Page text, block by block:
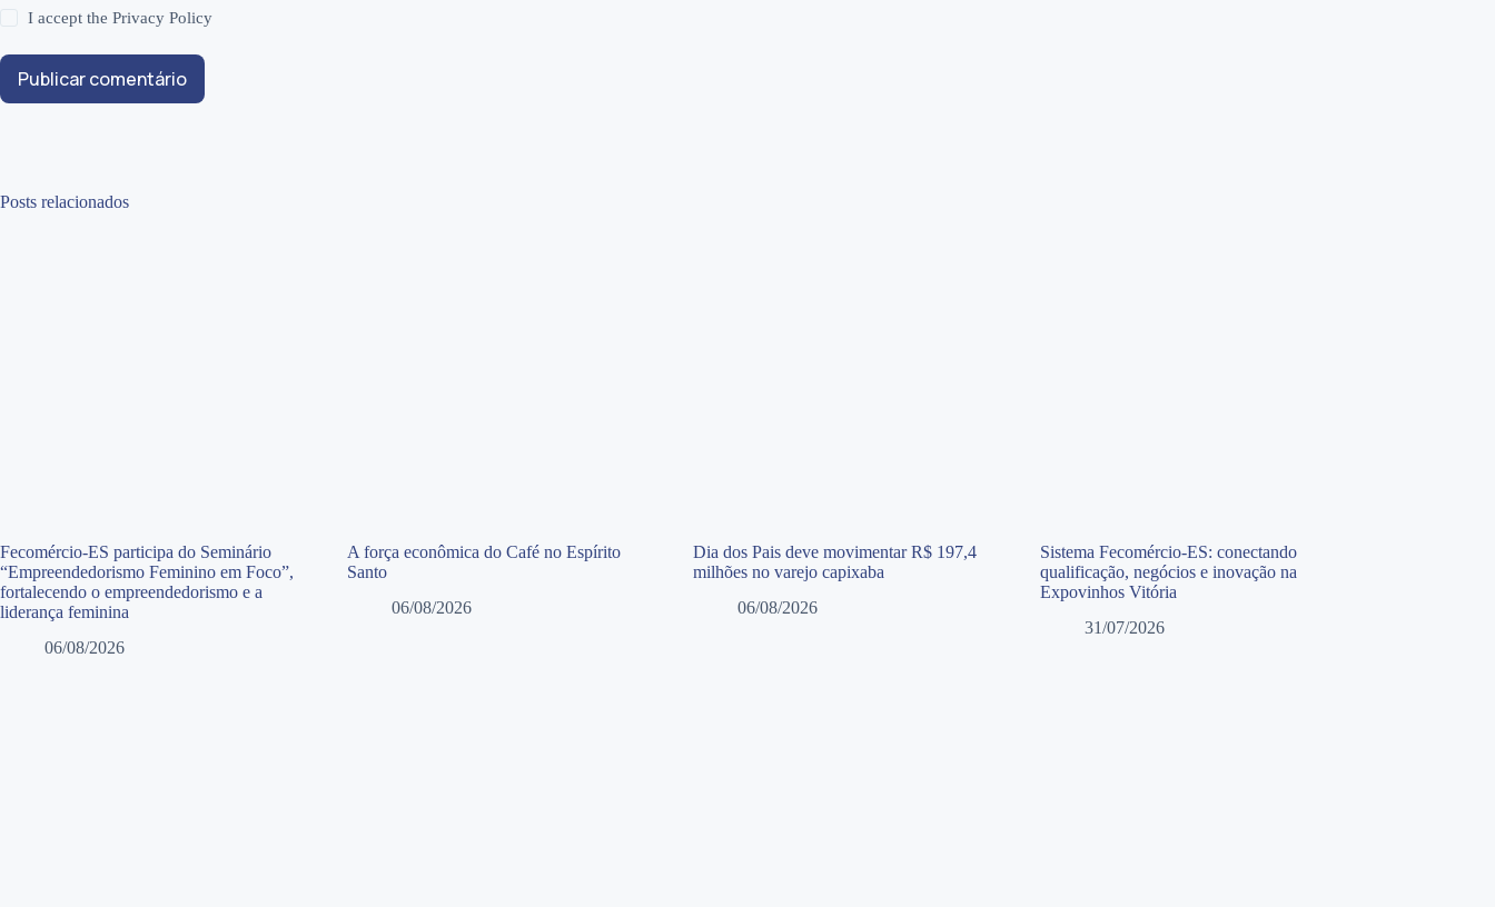
I accept thePrivacy Policy
Publicar comentário
Posts relacionados
Fecomércio-ES participa do Seminário
“Empreendedorismo Feminino em Foco”,
fortalecendo o empreendedorismo e a
liderança feminina
06/08/2026
A força econômica do Café no Espírito
Santo
06/08/2026
Dia dos Pais deve movimentar R$ 197,4
milhões no varejo capixaba
06/08/2026
Sistema Fecomércio-ES: conectando
qualificação, negócios e inovação na
Expovinhos Vitória
31/07/2026